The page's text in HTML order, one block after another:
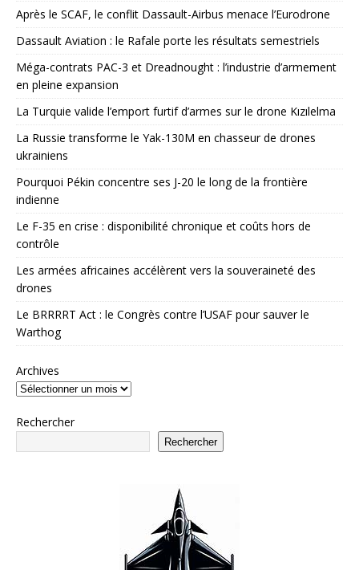
Après le SCAF, le conflit Dassault-Airbus menace l’Eurodrone
Dassault Aviation : le Rafale porte les résultats semestriels
Méga-contrats PAC-3 et Dreadnought : l’industrie d’armement
en pleine expansion
La Turquie valide l’emport furtif d’armes sur le drone Kızılelma
La Russie transforme le Yak-130M en chasseur de drones
ukrainiens
Pourquoi Pékin concentre ses J-20 le long de la frontière
indienne
Le F-35 en crise : disponibilité chronique et coûts hors de
contrôle
Les armées africaines accélèrent vers la souveraineté des
drones
Le BRRRRT Act : le Congrès contre l’USAF pour sauver le
Warthog
Archives
Rechercher
Rechercher